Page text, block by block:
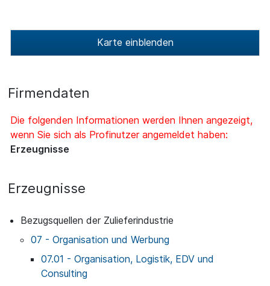
Karte einblenden
Firmendaten
Die folgenden Informationen werden Ihnen angezeigt,
wenn Sie sich als Profinutzer angemeldet haben:
Erzeugnisse
Erzeugnisse
Bezugsquellen der Zulieferindustrie
07 - Organisation und Werbung
07.01 - Organisation, Logistik, EDV und
Consulting